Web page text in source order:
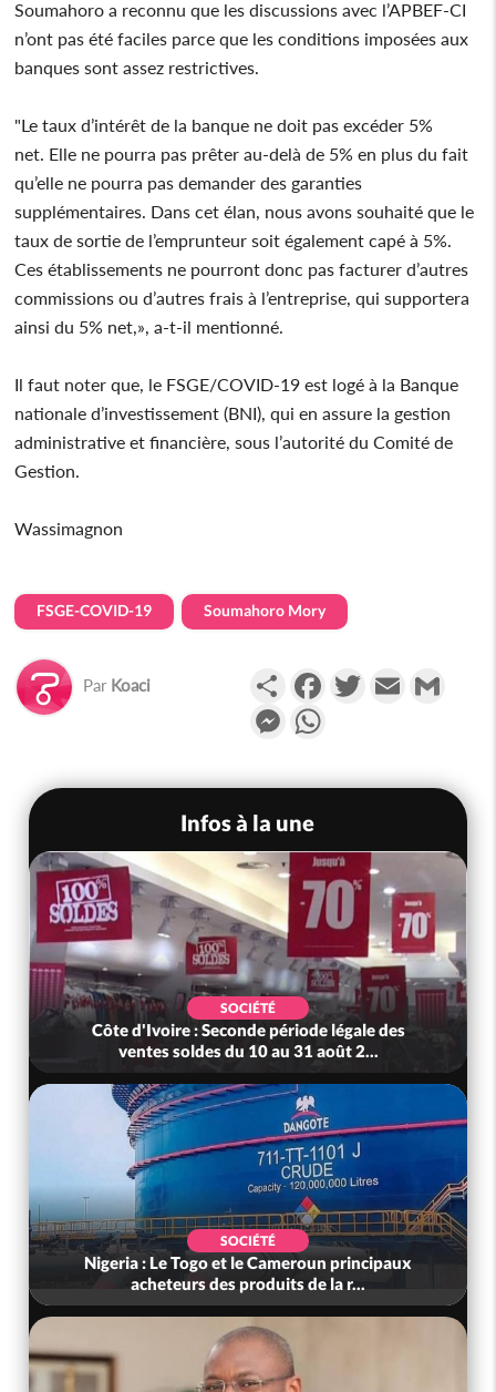
Soumahoro a reconnu que les discussions avec l’APBEF-CI
n’ont pas été faciles parce que les conditions imposées aux
banques sont assez restrictives.
"Le taux d’intérêt de la banque ne doit pas excéder 5%
net. Elle ne pourra pas prêter au-delà de 5% en plus du fait
qu’elle ne pourra pas demander des garanties
supplémentaires. Dans cet élan, nous avons souhaité que le
taux de sortie de l’emprunteur soit également capé à 5%.
Ces établissements ne pourront donc pas facturer d’autres
commissions ou d’autres frais à l’entreprise, qui supportera
ainsi du 5% net,», a-t-il mentionné.
Il faut noter que, le FSGE/COVID-19 est logé à la Banque
nationale d’investissement (BNI), qui en assure la gestion
administrative et financière, sous l’autorité du Comité de
Gestion.
Wassimagnon
FSGE-COVID-19 Soumahoro Mory
Par Koaci PartagerFacebookTwitterEmail
Messenger
Infos à la une
légale des
31 août 2...
principaux
POLITIQUE
Sénégal : Le ministre de la
responsables de déclarer
POLITIQUE
Côte d'Ivoire : 66 ans
Chef de l'Etat : « Le